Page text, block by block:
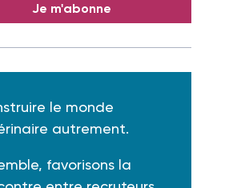
Je m'abonne
le monde
autrement.
favorisons la